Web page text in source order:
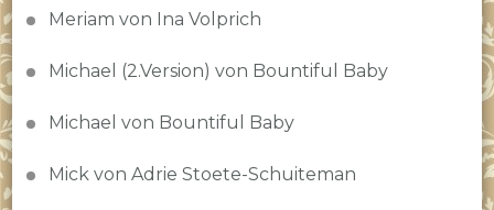
Meriam von Ina Volprich
Michael (2.Version) von Bountiful Baby
Michael von Bountiful Baby
Mick von Adrie Stoete-Schuiteman